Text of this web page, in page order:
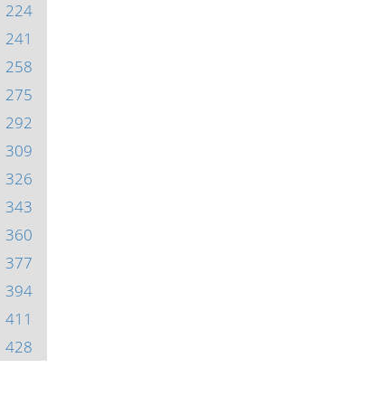
224
241
258
275
292
309
326
343
360
377
394
411
428